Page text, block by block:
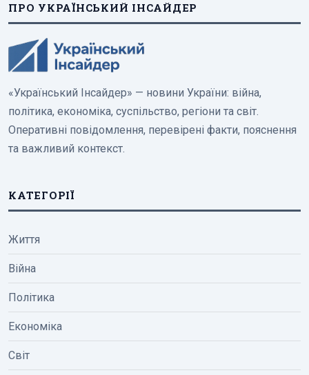
ПРО УКРАЇНСЬКИЙ ІНСАЙДЕР
«Український Інсайдер» — новини України: війна,
політика, економіка, суспільство, регіони та світ.
Оперативні повідомлення, перевірені факти, пояснення
та важливий контекст.
КАТЕГОРІЇ
Життя
Війна
Політика
Економіка
Світ